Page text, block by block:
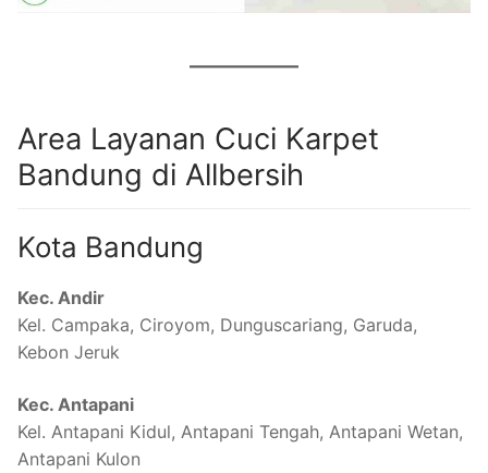
Area Layanan Cuci Karpet
Bandung di Allbersih
Kota Bandung
Kec. Andir
Kel. Campaka, Ciroyom, Dunguscariang, Garuda,
Kebon Jeruk
Kec. Antapani
Kel. Antapani Kidul, Antapani Tengah, Antapani Wetan,
Antapani Kulon